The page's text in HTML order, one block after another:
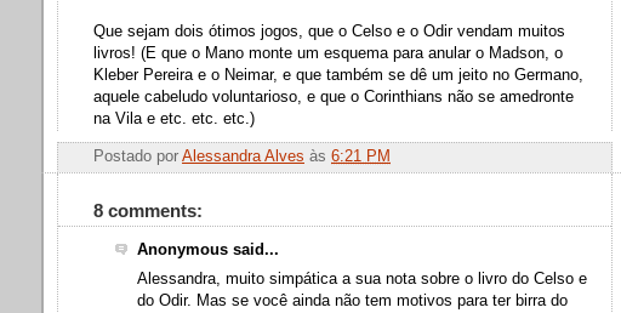
Que sejam dois ótimos jogos, que o Celso e o Odir vendam muitos
livros! (E que o Mano monte um esquema para anular o Madson, o
Kleber Pereira e o Neimar, e que também se dê um jeito no Germano,
aquele cabeludo voluntarioso, e que o Corinthians não se amedronte
na Vila e etc. etc. etc.)
Postado por Alessandra Alves às 6:21 PM
8 comments:
Anonymous said...
Alessandra, muito simpática a sua nota sobre o livro do Celso e
do Odir. Mas se você ainda não tem motivos para ter birra do